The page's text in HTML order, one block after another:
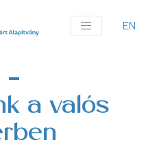
EN
–
a valós